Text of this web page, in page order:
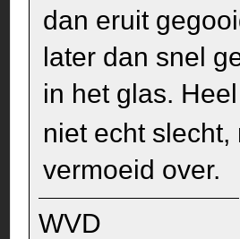
dan eruit
later dan snel
in het glas.
niet echt
vermoeid over.
WVD